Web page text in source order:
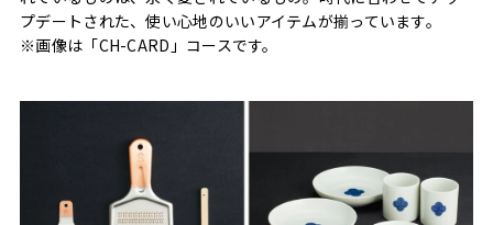
プデートされた、使い心地のいいアイテムが揃っています。
※画像は「CH-CARD」コースです。